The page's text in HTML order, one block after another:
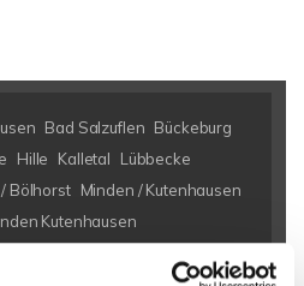
Bad Salzuflen Bückeburg
Hille Kalletal
Lübbecke
Bölhorst Minden / Kutenhausen
Kutenhausen